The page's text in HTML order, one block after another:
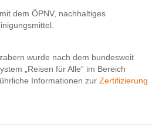
dem ÖPNV, nachhaltiges
wurde nach dem bundesweit
„Reisen für Alle“ im Bereich
Informationen zur Zertifizierung